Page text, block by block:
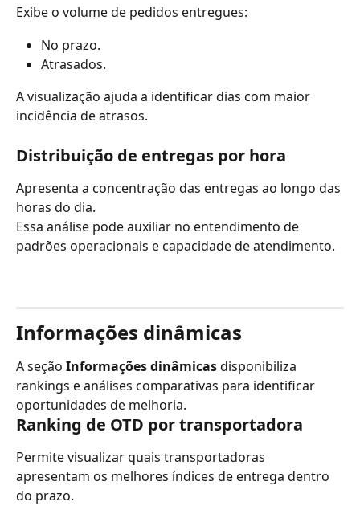
Exibe o volume de pedidos entregues:
No prazo.
Atrasados.
A visualização ajuda a identificar dias com maior
incidência de atrasos.
Distribuição de entregas por hora
Apresenta a concentração das entregas ao longo das
horas do dia.
Essa análise pode auxiliar no entendimento de
padrões operacionais e capacidade de atendimento.
Informações dinâmicas
A seção Informações dinâmicas disponibiliza
rankings e análises comparativas para identificar
oportunidades de melhoria.
Ranking de OTD por transportadora
Permite visualizar quais transportadoras
apresentam os melhores índices de entrega dentro
do prazo.